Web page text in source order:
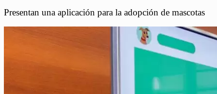
Presentan una aplicación para la adopción de mascotas